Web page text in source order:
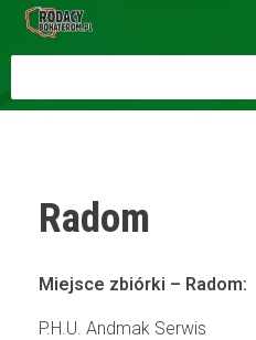
Radom
Miejsce zbiórki – Radom:
P.H.U. Andmak Serwis